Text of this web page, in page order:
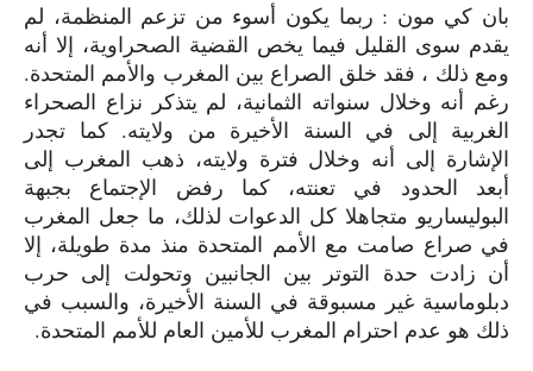
بان كي مون : ربما يكون أسوء من تزعم المنظمة، لم
يقدم سوى القليل فيما يخص القضية الصحراوية، إلا أنه
ومع ذلك ، فقد خلق الصراع بين المغرب والأمم المتحدة.
رغم أنه وخلال سنواته الثمانية، لم يتذكر نزاع الصحراء
الغربية إلى في السنة الأخيرة من ولايته. كما تجدر
الإشارة إلى أنه وخلال فترة ولايته، ذهب المغرب إلى
أبعد الحدود في تعنته، كما رفض الإجتماع بجبهة
البوليساريو متجاهلا كل الدعوات لذلك، ما جعل المغرب
في صراع صامت مع الأمم المتحدة منذ مدة طويلة، إلا
أن زادت حدة التوتر بين الجانبين وتحولت إلى حرب
دبلوماسية غير مسبوقة في السنة الأخيرة، والسبب في
ذلك هو عدم احترام المغرب للأمين العام للأمم المتحدة.